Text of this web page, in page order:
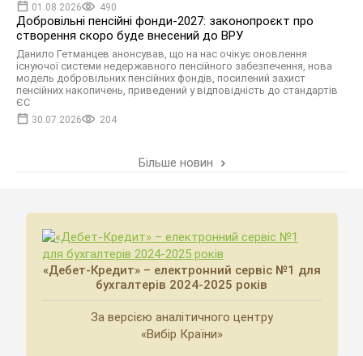
01.08.2026 490
Добровільні пенсійні фонди-2027: законопроєкт про
створення скоро буде внесений до ВРУ
Данило Гетманцев анонсував, що на нас очікує оновлення
існуючої системи недержавного пенсійного забезпечення, нова
модель добровільних пенсійних фондів, посилений захист
пенсійних накопичень, приведений у відповідність до стандартів
ЄС
30.07.2026 204
Більше новин
«Дебет-Кредит» – електронний сервіс №1 для
бухгалтерів 2024-2025 років
За версією аналітичного центру
«Вибір Країни»